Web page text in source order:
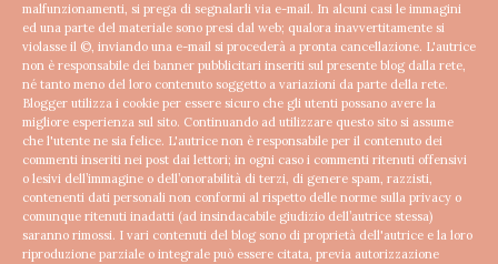
malfunzionamenti, si prega di segnalarli via e-mail. In alcuni casi le immagini
ed una parte del materiale sono presi dal web; qualora inavvertitamente si
violasse il ©, inviando una e-mail si procederà a pronta cancellazione. L'autrice
non è responsabile dei banner pubblicitari inseriti sul presente blog dalla rete,
né tanto meno del loro contenuto soggetto a variazioni da parte della rete.
Blogger utilizza i cookie per essere sicuro che gli utenti possano avere la
migliore esperienza sul sito. Continuando ad utilizzare questo sito si assume
che l'utente ne sia felice. L'autrice non è responsabile per il contenuto dei
commenti inseriti nei post dai lettori; in ogni caso i commenti ritenuti offensivi
o lesivi dell’immagine o dell’onorabilità di terzi, di genere spam, razzisti,
contenenti dati personali non conformi al rispetto delle norme sulla privacy o
comunque ritenuti inadatti (ad insindacabile giudizio dell’autrice stessa)
saranno rimossi. I vari contenuti del blog sono di proprietà dell'autrice e la loro
riproduzione parziale o integrale può essere citata, previa autorizzazione